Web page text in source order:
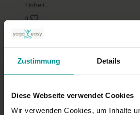
Zustimmung Details
Diese Webseite verwendet Cookies
Wir verwenden Cookies, um Inhalte
Einheit.
0
Imke Januar 06
Super umzusetzen